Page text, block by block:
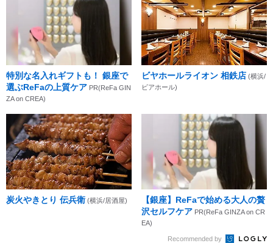
特別な名入れギフトも！ 銀座で
選ぶReFaの上質ケア PR(ReFa GIN
ZA on CREA)
ビヤホールライオン 相鉄店 (横浜/
ビアホール)
炭火やきとり 伝兵衛 (横浜/居酒屋)
【銀座】ReFaで始める大人の贅
沢セルフケア PR(ReFa GINZA on CR
EA)
Recommended by